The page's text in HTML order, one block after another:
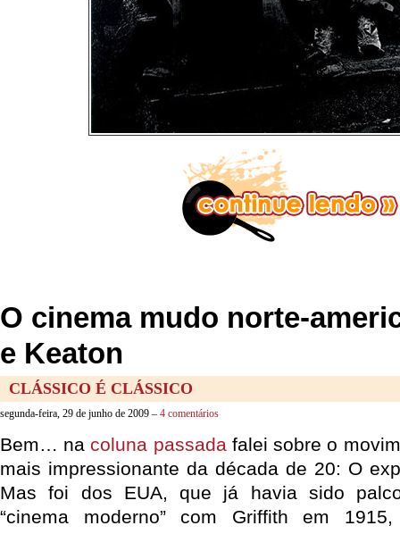
O cinema mudo norte-
e Keaton
CLÁSSICO É CLÁSSICO
segunda-feira, 29 de junho de 2009 – 4 comentários
Bem… na coluna passadafalei sobre o
mais impressionante da década de 20: O
Mas foi dos EUA, que já havia sido
“cinema moderno” com Griffith em